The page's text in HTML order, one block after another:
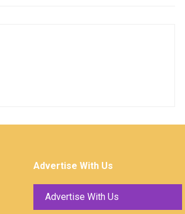
Advertise With Us
Advertise With Us